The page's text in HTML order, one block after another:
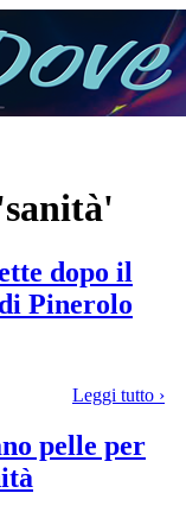
dopo il
Pinerolo
Leggi tutto ›
pelle per